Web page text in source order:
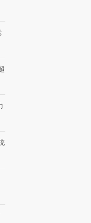
｜“入侵”还是“人道危
难民潮撕裂西班牙
旅对话】华住集团